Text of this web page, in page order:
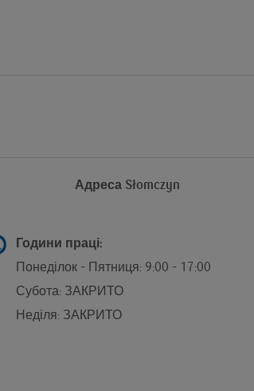
Адреса Słomczyn
Години праці:
Понеділок - Пятниця: 9:00 - 17:00
Субота: ЗАКРИТО
Неділя: ЗАКРИТО